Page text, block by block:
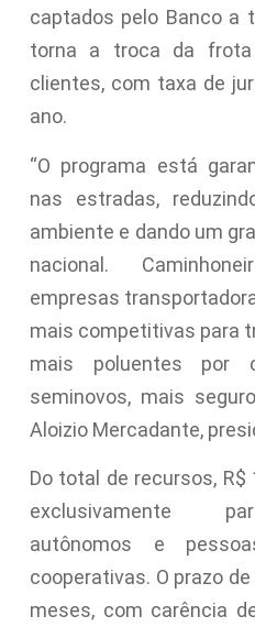
captados pelo Banco a
torna a troca da
clientes, com taxa de
ano.
“O programa está
nas estradas,
ambiente e dando um
nacional.
empresas
mais competitivas para
mais poluentes por
seminovos, mais
Aloizio Mercadante,
Do total de recursos,
exclusivamente
autônomos e
cooperativas. O prazo
meses, com carência